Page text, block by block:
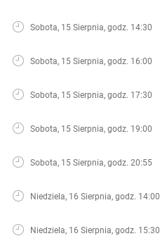
Sobota, 15 Sierpnia, godz. 14:30
Sobota, 15 Sierpnia, godz. 16:00
Sobota, 15 Sierpnia, godz. 17:30
Sobota, 15 Sierpnia, godz. 19:00
Sobota, 15 Sierpnia, godz. 20:55
Niedziela, 16 Sierpnia, godz. 14:00
Niedziela, 16 Sierpnia, godz. 15:30